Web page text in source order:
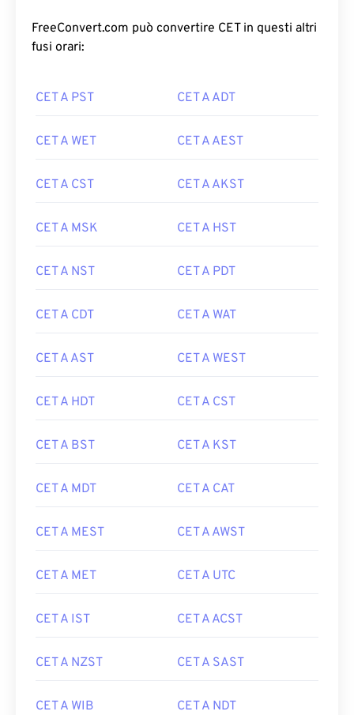
FreeConvert.com può convertire CET in questi altri
fusi orari:
CET A PST CET A ADT
CET A WET CET A AEST
CET A CST CET A AKST
CET A MSK CET A HST
CET A NST CET A PDT
CET A CDT CET A WAT
CET A AST CET A WEST
CET A HDT CET A CST
CET A BST CET A KST
CET A MDT CET A CAT
CET A MEST CET A AWST
CET A MET CET A UTC
CET A IST CET A ACST
CET A NZST CET A SAST
CET A WIB CET A NDT